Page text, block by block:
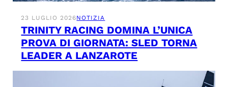
23 LUGLIO 2026NOTIZIA
TRINITY RACING DOMINA L’UNICA
PROVA DI GIORNATA: SLED TORNA
LEADER A LANZAROTE